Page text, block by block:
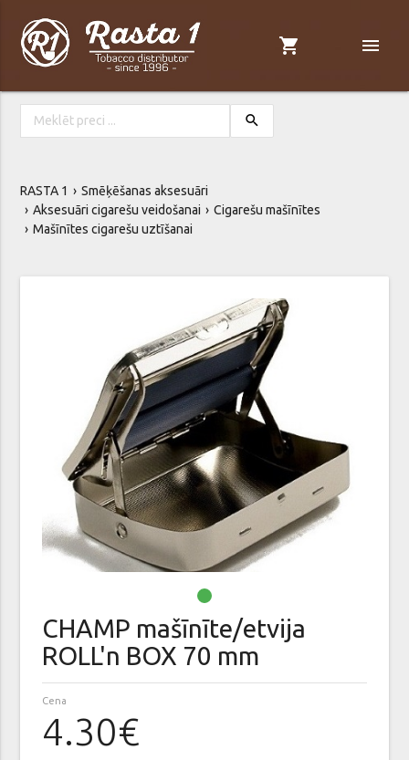
shopping_cart menu
search
RASTA 1
Smēķēšanas aksesuāri
Aksesuāri cigarešu veidošanai
Cigarešu mašīnītes
Mašīnītes cigarešu uztīšanai
CHAMP mašīnīte/etvija
ROLL'n BOX 70 mm
Cena
4.30€